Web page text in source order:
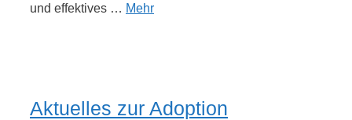
und effektives … Mehr
Aktuelles zur Adoption